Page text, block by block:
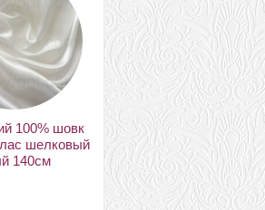
100% шовк
шелковый
140см
кашемир (Cashmere)
крем
1200 грн.